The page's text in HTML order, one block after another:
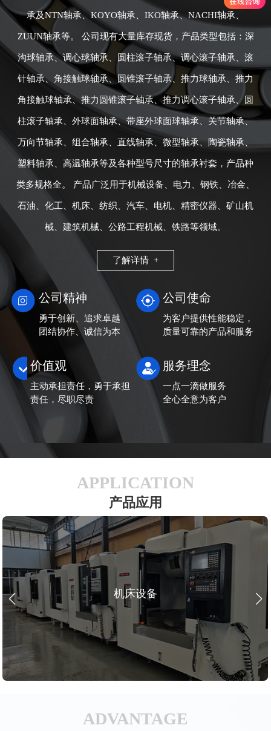
承及NTN轴承、KOYO轴承、IKO轴承、NACHI轴承、
ZUUN轴承等。 公司现有大量库存现货，产品类型包括：深
沟球轴承、调心球轴承、圆柱滚子轴承、调心滚子轴承、滚
针轴承、角接触球轴承、圆锥滚子轴承、推力球轴承、推力
角接触球轴承、推力圆锥滚子轴承、推力调心滚子轴承、圆
柱滚子轴承、外球面轴承、带座外球面球轴承、关节轴承、
万向节轴承、组合轴承、直线轴承、微型轴承、陶瓷轴承、
塑料轴承、高温轴承等及各种型号尺寸的轴承衬套，产品种
类多规格全。 产品广泛用于机械设备、电力、钢铁、冶金、
石油、化工、机床、纺织、汽车、电机、精密仪器、矿山机
械、建筑机械、公路工程机械、铁路等领域。
了解详情 +
公司精神
勇于创新、追求卓越
团结协作、诚信为本
公司使命
为客户提供性能稳定，
质量可靠的产品和服务
价值观
主动承担责任，勇于承担
责任，尽职尽责
服务理念
一点一滴做服务
全心全意为客户
APPLICATION
产品应用
机床设备
ADVANTAGE